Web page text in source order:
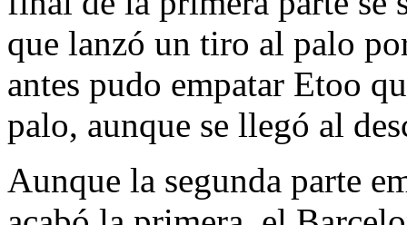
que lanzó un tiro al palo
antes pudo empatar Etoo
palo, aunque se llegó al
Aunque la segunda parte